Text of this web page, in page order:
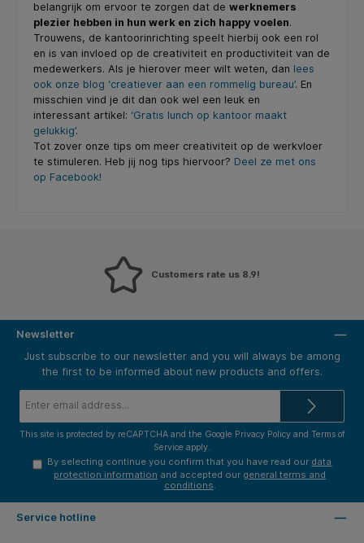
belangrijk om ervoor te zorgen dat de werknemers
plezier hebben in hun werk en zich happy voelen.
Trouwens, de kantoorinrichting speelt hierbij ook een rol
en is van invloed op de creativiteit en productiviteit van de
medewerkers. Als je hierover meer wilt weten, dan lees
ook onze blog ‘creatiever aan een rommelig bureau’. En
misschien vind je dit dan ook wel een leuk en
interessant artikel: ‘Gratis lunch op kantoor maakt
gelukkig’.
Tot zover onze tips om meer creativiteit op de werkvloer
te stimuleren. Heb jij nog tips hiervoor? Deel ze met ons
op Facebook!
Customers rate us 8.9!
Newsletter
Just subscribe to our newsletter and you will always be among
the first to be informed about new products and offers.
This site is protected by reCAPTCHA and the Google Privacy Policyand Terms of
Service apply.
By selecting continue you confirm that you have read our data
protection information and accepted our general terms and
conditions
Service hotline